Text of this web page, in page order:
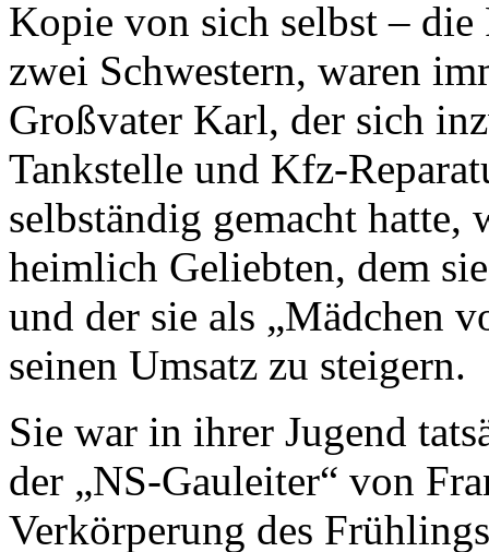
Kopie von sich selbst – die
zwei Schwestern, waren
Großvater Karl, der sich
Tankstelle und Kfz-
selbständig gemacht hatte,
heimlich Geliebten, dem
und der sie als „Mädchen
seinen Umsatz zu steigern.
Sie war in ihrer Jugend
der „NS-Gauleiter“ von
Verkörperung des